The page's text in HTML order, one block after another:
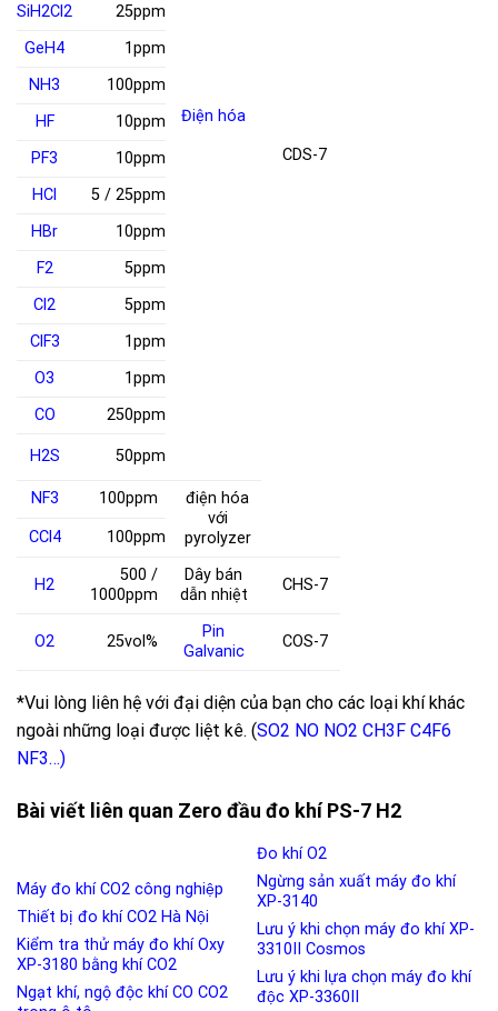
Điện hóa
CDS-7
SiH2Cl2
25ppm
GeH4
1ppm
NH3
100ppm
HF
10ppm
PF3
10ppm
HCl
5 / 25ppm
HBr
10ppm
F2
5ppm
Cl2
5ppm
ClF3
1ppm
O3
1ppm
CO
250ppm
H2S 50ppm
NF3 100ppm
điện hóa
với
pyrolyzer
CCl 4 100ppm
H2
500 /
1000ppm
Dây bán
dẫn nhiệt
CHS-7
O2 25vol%
Pin
Galvanic
COS-7
*Vui lòng liên hệ với đại diện của bạn cho các loại khí khác
ngoài những loại được liệt kê. (SO2 NO NO2 CH3F C4F6
NF3…)
Bài viết liên quan Zero đầu đo khí PS-7 H2
Máy đo khí CO2 công nghiệp
Thiết bị đo khí CO2 Hà Nội
Kiểm tra thử máy đo khí Oxy
XP-3180 bằng khí CO2
Ngạt khí, ngộ độc khí CO CO2
Đo khí O2
Ngừng sản xuất máy đo khí
XP-3140
Lưu ý khi chọn máy đo khí XP-
3310II Cosmos
Lưu ý khi lựa chọn máy đo khí
độc XP-3360II